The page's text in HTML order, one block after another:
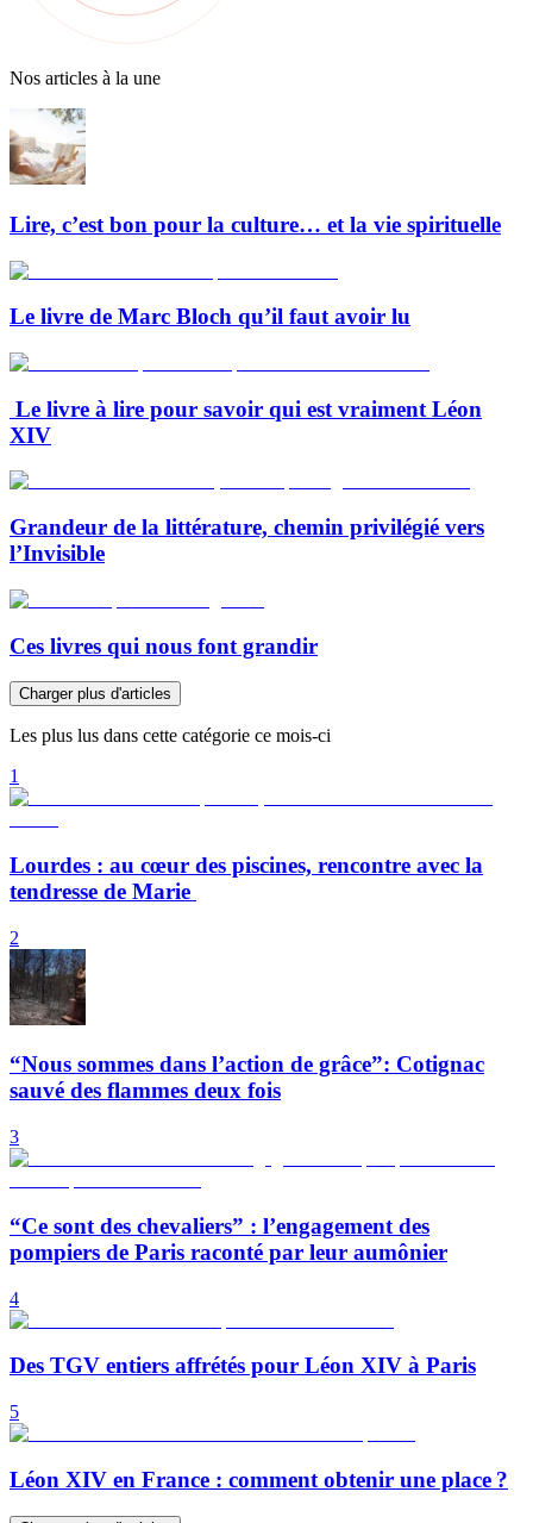
Nos articles à la une
Lire, c’est bon pour la culture… et la vie spirituelle
Le livre de Marc Bloch qu’il faut avoir lu
Le livre à lire pour savoir qui est vraiment Léon
XIV
Grandeur de la littérature, chemin privilégié vers
l’Invisible
Ces livres qui nous font grandir
Charger plus d'articles
Les plus lus dans cette catégorie ce mois-ci
1
Lourdes : au cœur des piscines, rencontre avec la
tendresse de Marie
2
“Nous sommes dans l’action de grâce”: Cotignac
sauvé des flammes deux fois
3
“Ce sont des chevaliers” : l’engagement des
pompiers de Paris raconté par leur aumônier
4
Des TGV entiers affrétés pour Léon XIV à Paris
5
Léon XIV en France : comment obtenir une place ?